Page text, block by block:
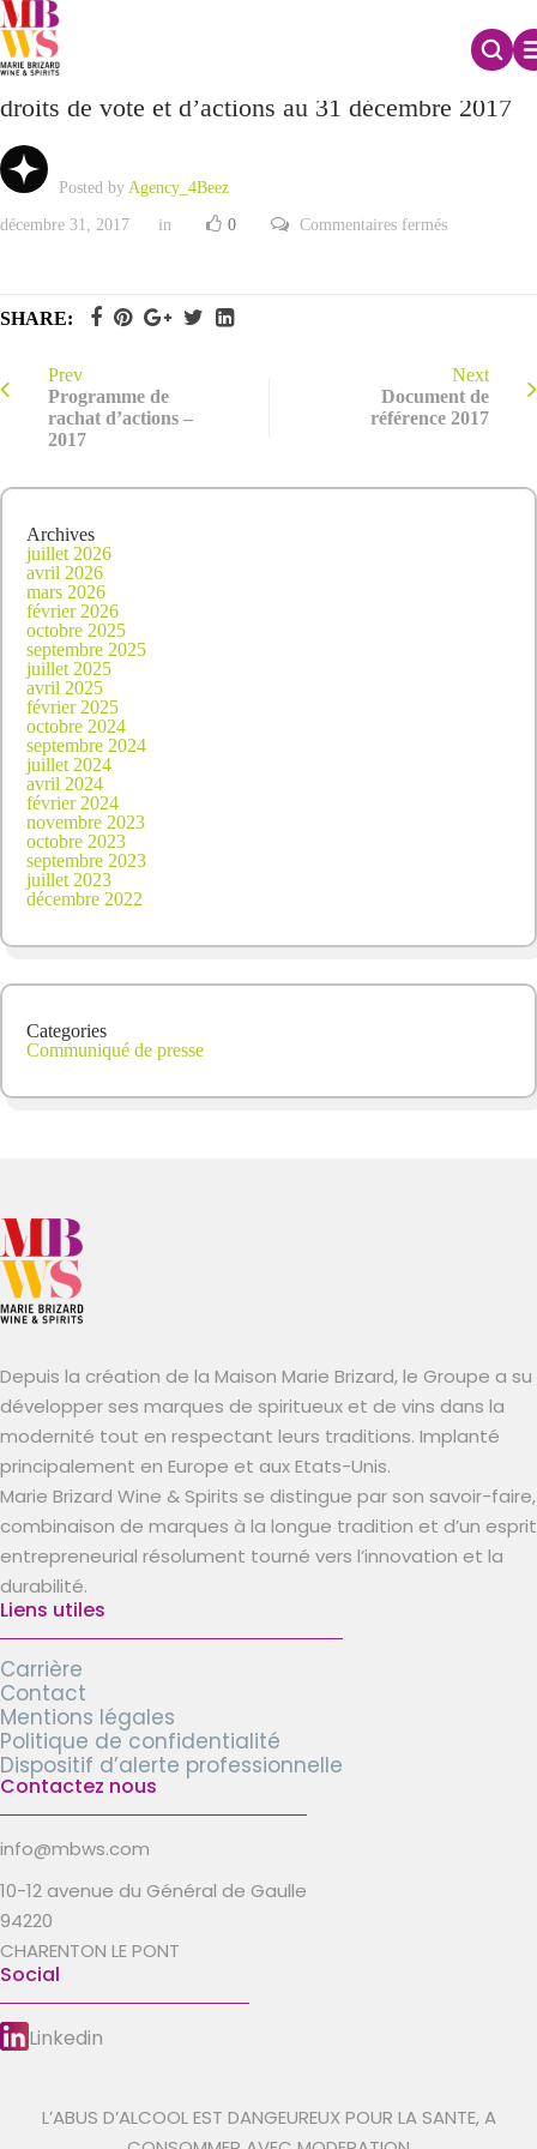
Déclaration mensuelle relative au nombre total de
droits de vote et d’actions au 31 décembre 2017
Posted by Agency_4Beez
décembre 31, 2017 in 0 Commentaires ferméssur
de
vote
et
d’actions
2017
SHARE:
Prev
Programme de
rachat d’actions –
2017
Next
Document de
référence 2017
Archives
juillet 2026
avril 2026
mars 2026
février 2026
octobre 2025
septembre 2025
juillet 2025
avril 2025
février 2025
octobre 2024
septembre 2024
juillet 2024
avril 2024
février 2024
novembre 2023
octobre 2023
septembre 2023
juillet 2023
décembre 2022
Categories
Communiqué de presse
Depuis la création de la Maison Marie Brizard, le Groupe a su
développer ses marques de spiritueux et de vins dans la
modernité tout en respectant leurs traditions. Implanté
principalement en Europe et aux Etats-Unis.
Marie Brizard Wine & Spirits se distingue par son savoir-faire,
combinaison de marques à la longue tradition et d’un esprit
entrepreneurial résolument tourné vers l’innovation et la
durabilité.
Liens utiles
Carrière
Contact
Mentions légales
Politique de confidentialité
Dispositif d’alerte professionnelle
Contactez nous
info@mbws.com
10-12 avenue du Général de Gaulle
94220
CHARENTON LE PONT
Social
Linkedin
L’ABUS D’ALCOOL EST DANGEUREUX POUR LA SANTE, A